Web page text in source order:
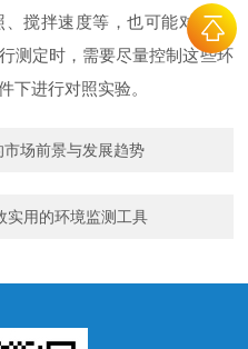
搅拌速度等，也可能对BOD
测定时，需要尽量控制这些环
下进行对照实验。
场前景与发展趋势
实用的环境监测工具